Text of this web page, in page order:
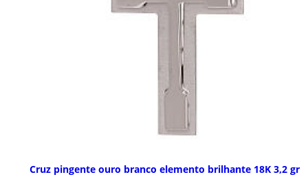
Cruz pingente ouro branco elemento brilhante 18K 3,2 gr